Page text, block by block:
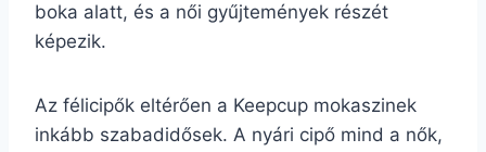
boka alatt, és a női gyűjtemények részét
képezik.
Az félicipők eltérően a Keepcup mokaszinek
inkább szabadidősek. A nyári cipő mind a nők,